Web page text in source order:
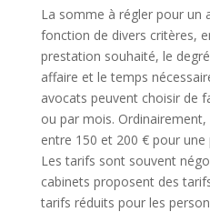
La somme à régler pour un
fonction de divers critères,
prestation souhaité, le
affaire et le temps
avocats peuvent choisir de
ou par mois.
entre 150 et 200 € pour une
Les tarifs sont souvent
cabinets proposent des
tarifs réduits pour les